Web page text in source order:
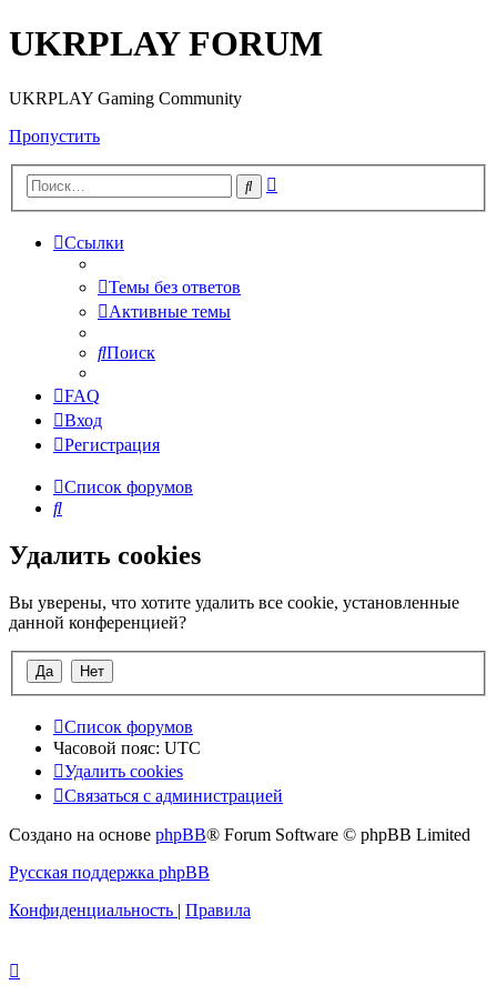
UKRPLAY FORUM
UKRPLAY Gaming Community
Пропустить
Поиск
Ссылки
Темы без ответов
Активные темы
Поиск
FAQ
Вход
Регистрация
Список форумов
Поиск
Удалить cookies
Вы уверены, что хотите удалить все cookie, установленные
данной конференцией?
Список форумов
Часовой пояс: UTC
Удалить cookies
Связаться с администрацией
Создано на основе phpBB® Forum Software © phpBB Limited
Русская поддержка phpBB
Конфиденциальность | Правила